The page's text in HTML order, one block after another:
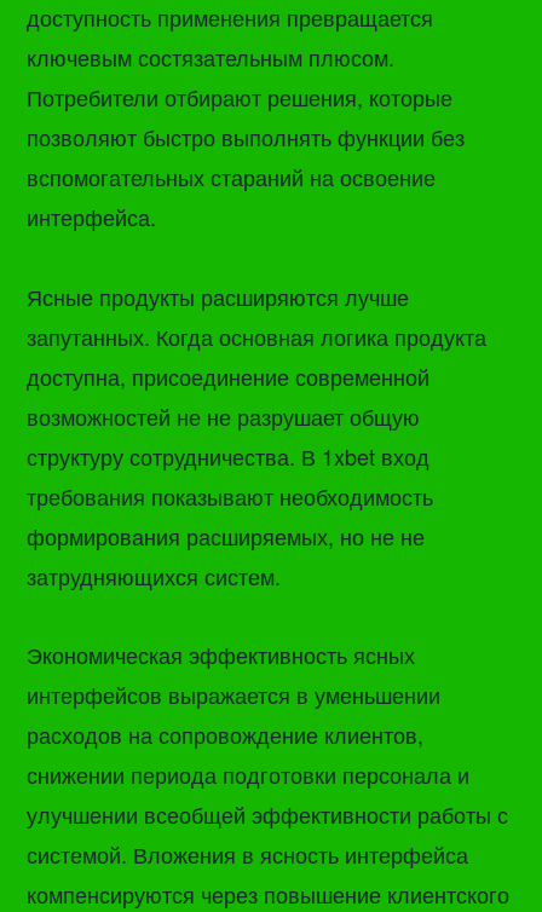
доступность применения превращается
ключевым состязательным плюсом.
Потребители отбирают решения, которые
позволяют быстро выполнять функции без
вспомогательных стараний на освоение
интерфейса.
Ясные продукты расширяются лучше
запутанных. Когда основная логика продукта
доступна, присоединение современной
возможностей не не разрушает общую
структуру сотрудничества. В 1xbet вход
требования показывают необходимость
формирования расширяемых, но не не
затрудняющихся систем.
Экономическая эффективность ясных
интерфейсов выражается в уменьшении
расходов на сопровождение клиентов,
снижении периода подготовки персонала и
улучшении всеобщей эффективности работы с
системой. Вложения в ясность интерфейса
компенсируются через повышение клиентского